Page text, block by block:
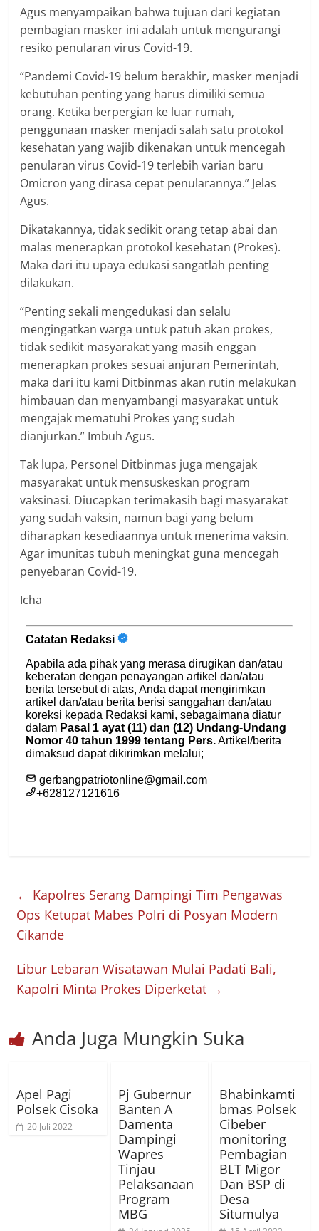
Agus menyampaikan bahwa tujuan dari kegiatan
pembagian masker ini adalah untuk mengurangi
resiko penularan virus Covid-19.
“Pandemi Covid-19 belum berakhir, masker menjadi
kebutuhan penting yang harus dimiliki semua
orang. Ketika berpergian ke luar rumah,
penggunaan masker menjadi salah satu protokol
kesehatan yang wajib dikenakan untuk mencegah
penularan virus Covid-19 terlebih varian baru
Omicron yang dirasa cepat penularannya.” Jelas
Agus.
Dikatakannya, tidak sedikit orang tetap abai dan
malas menerapkan protokol kesehatan (Prokes).
Maka dari itu upaya edukasi sangatlah penting
dilakukan.
“Penting sekali mengedukasi dan selalu
mengingatkan warga untuk patuh akan prokes,
tidak sedikit masyarakat yang masih enggan
menerapkan prokes sesuai anjuran Pemerintah,
maka dari itu kami Ditbinmas akan rutin melakukan
himbauan dan menyambangi masyarakat untuk
mengajak mematuhi Prokes yang sudah
dianjurkan.” Imbuh Agus.
Tak lupa, Personel Ditbinmas juga mengajak
masyarakat untuk mensuskeskan program
vaksinasi. Diucapkan terimakasih bagi masyarakat
yang sudah vaksin, namun bagi yang belum
diharapkan kesediaannya untuk menerima vaksin.
Agar imunitas tubuh meningkat guna mencegah
penyebaran Covid-19.
Icha
← Kapolres Serang Dampingi Tim Pengawas
Ops Ketupat Mabes Polri di Posyan Modern
Cikande
Libur Lebaran Wisatawan Mulai Padati Bali,
Kapolri Minta Prokes Diperketat →
Anda Juga Mungkin Suka
Apel Pagi
Polsek Cisoka
20 Juli 2022
Pj Gubernur
Banten A
Damenta
Dampingi
Wapres
Tinjau
Pelaksanaan
Program
MBG
Bhabinkamti
bmas Polsek
Cibeber
monitoring
Pembagian
BLT Migor
Dan BSP di
Desa
Situmulya